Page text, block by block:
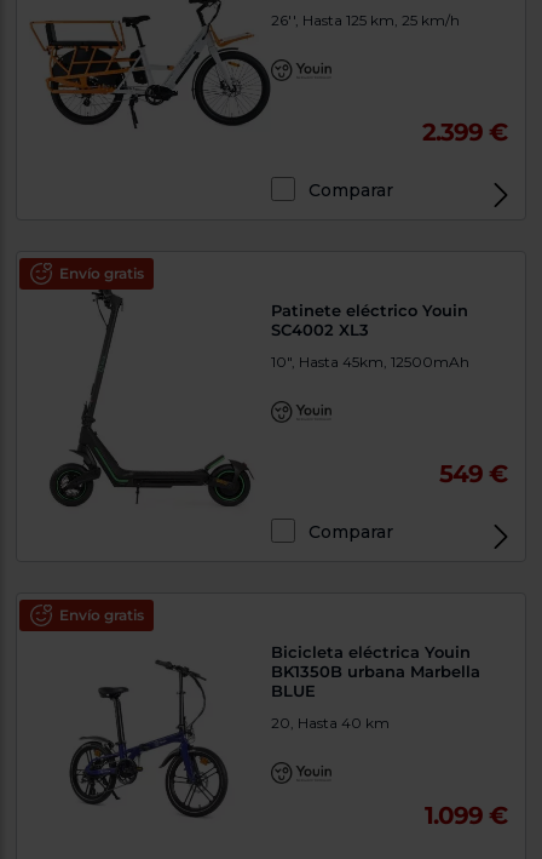
26'', Hasta 125 km, 25 km/h
2.399 €
Comparar
Envío gratis
Patinete eléctrico Youin
SC4002 XL3
10", Hasta 45km, 12500mAh
549 €
Comparar
Envío gratis
Bicicleta eléctrica Youin
BK1350B urbana Marbella
BLUE
20, Hasta 40 km
1.099 €